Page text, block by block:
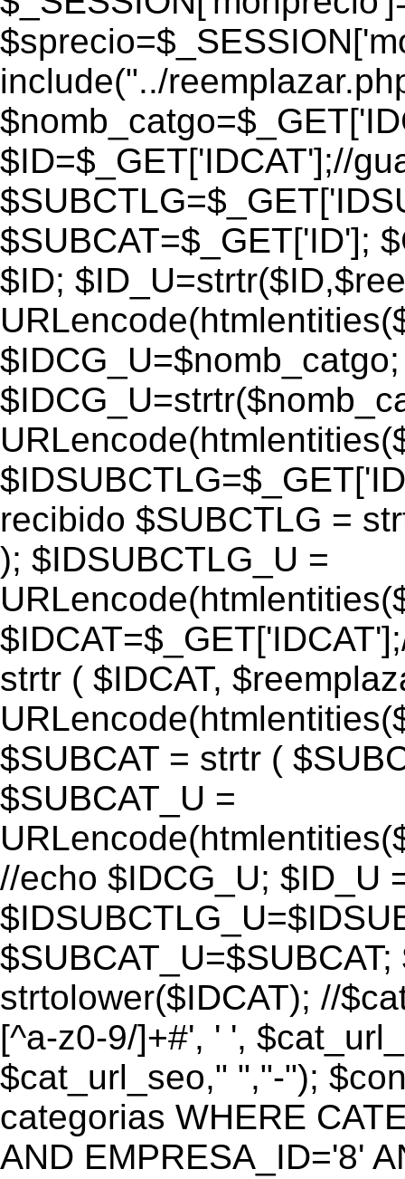
include("../
$ID=$_GET['IDCAT'];//
$SUBCAT=$_GET['ID'];
$ID;
$IDCG_U=$nomb_catgo;
recibido $SUBCTLG =
); $IDSUBCTLG_U =
strtr ( $IDCAT,
$SUBCAT = strtr (
$SUBCAT_U =
//echo $IDCG_U; $ID_U
strtolower($IDCAT); //
[^a-z0-9/]+#', ' ',
$cat_url_seo," ","-");
categorias WHERE
AND EMPRESA_ID='8'